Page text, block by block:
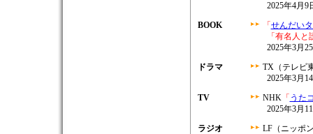
2025年4月9
BOOK
「 せんだい
「有名人
2025年3月
ドラマ
TX（テレビ
2025年3月
TV
NHK「 うた
2025年3月
ラジオ
LF（ニッポ